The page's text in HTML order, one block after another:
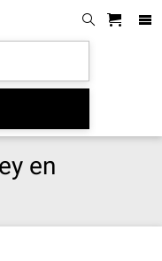
en